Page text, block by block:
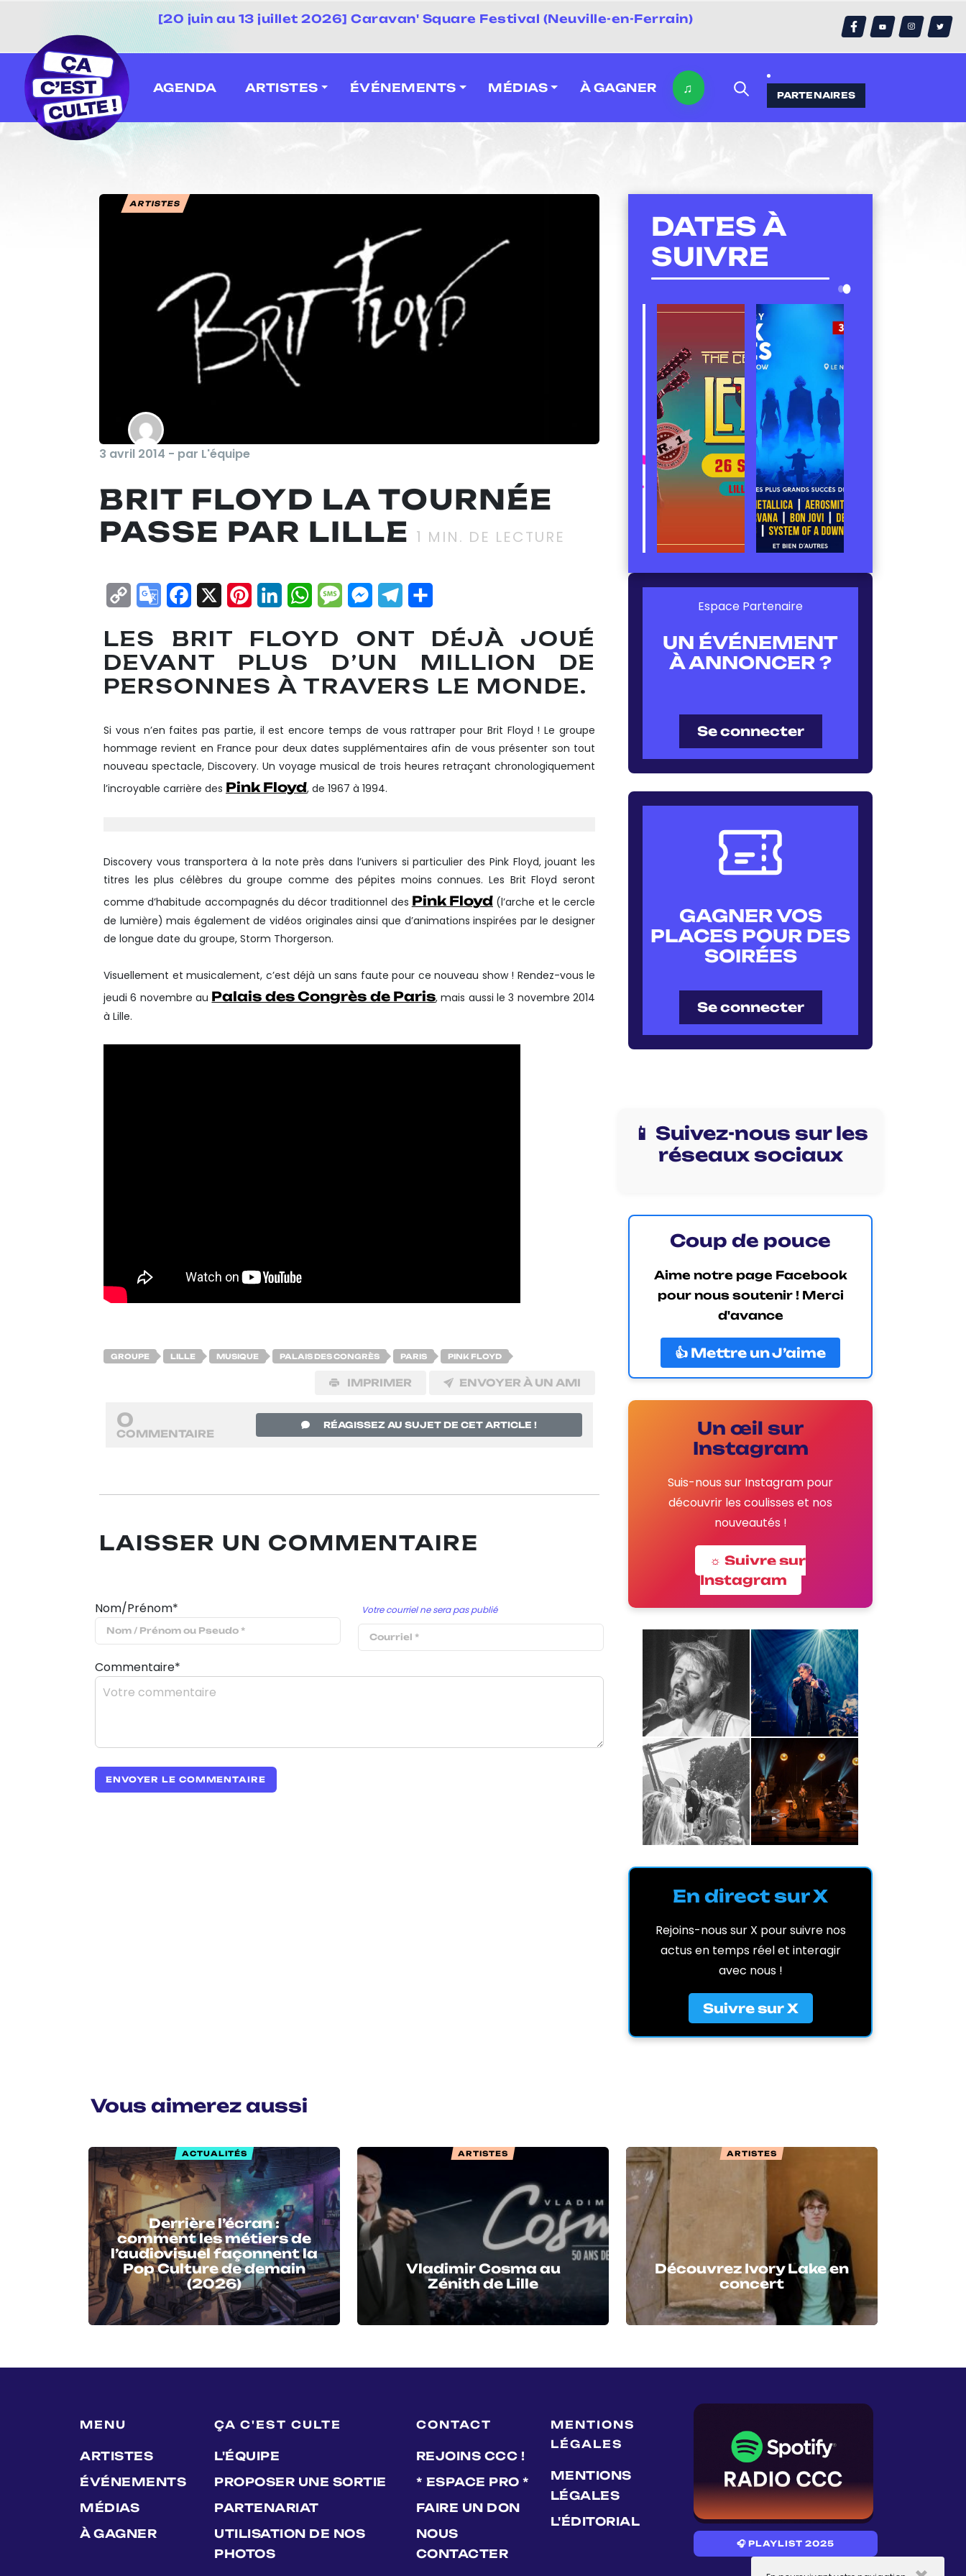
[20 juin au 13 juillet 2026] Caravan' Square Festival (Neuville-en-Ferrain)
AGENDA ARTISTES ÉVÉNEMENTS MÉDIAS À GAGNER ♫ PARTENAIRES
ARTISTES
3 avril 2014 - par L'équipe
BRIT FLOYD LA TOURNÉE
PASSE PAR LILLE 1 MIN. DE LECTURE
Copy GoogleFacebook
X Pinterest
LinkedInWhatsApp
MessageMessenger
Telegram
LES BRIT FLOYD ONT DÉJÀ JOUÉ
DEVANT PLUS D’UN MILLION DE
PERSONNES À TRAVERS LE MONDE.
Si vous n’en faites pas partie, il est encore temps de vous rattraper pour Brit Floyd ! Le groupe
hommage revient en France pour deux dates supplémentaires afin de vous présenter son tout
nouveau spectacle, Discovery. Un voyage musical de trois heures retraçant chronologiquement
l’incroyable carrière des Pink Floyd, de 1967 à 1994.
Discovery vous transportera à la note près dans l’univers si particulier des Pink Floyd, jouant les
titres les plus célèbres du groupe comme des pépites moins connues. Les Brit Floyd seront
comme d’habitude accompagnés du décor traditionnel des Pink Floyd (l’arche et le cercle
de lumière) mais également de vidéos originales ainsi que d’animations inspirées par le designer
de longue date du groupe, Storm Thorgerson.
Visuellement et musicalement, c’est déjà un sans faute pour ce nouveau show ! Rendez-vous le
jeudi 6 novembre au Palais des Congrès de Paris, mais aussi le 3 novembre 2014
à Lille.
GROUPE LILLE MUSIQUE PALAIS DES CONGRÈS PARIS PINK FLOYD
IMPRIMER ENVOYER À UN AMI
0
COMMENTAIRE
RÉAGISSEZ AU SUJET DE CET ARTICLE !
LAISSER UN COMMENTAIRE
Nom/Prénom* Votre courriel ne sera pas publié
Commentaire*
DATES À
SUIVRE
Espace Partenaire
UN ÉVÉNEMENT
À ANNONCER ?
Se connecter
GAGNER VOS
PLACES POUR DES
SOIRÉES
Se connecter
📱 Suivez-nous sur les
réseaux sociaux
Coup de pouce
Aime notre page Facebook
pour nous soutenir ! Merci
d'avance
👍 Mettre un J’aime
Un œil sur
Instagram
Suis-nous sur Instagram pour
découvrir les coulisses et nos
nouveautés !
☼ Suivre sur
Instagram
En direct sur X
Rejoins-nous sur X pour suivre nos
actus en temps réel et interagir
avec nous !
Suivre sur X
Vous aimerez aussi
ACTUALITÉS
Derrière l’écran :
comment les métiers de
l’audiovisuel façonnent la
Pop Culture de demain
(2026)
ARTISTES
Vladimir Cosma au
Zénith de Lille
ARTISTES
Découvrez Ivory Lake en
concert
MENU
ARTISTES
ÉVÉNEMENTS
MÉDIAS
À GAGNER
ÇA C'EST CULTE
L'ÉQUIPE
PROPOSER UNE SORTIE
PARTENARIAT
UTILISATION DE NOS
PHOTOS
CONTACT
REJOINS CCC !
* ESPACE PRO *
FAIRE UN DON
NOUS
CONTACTER
MENTIONS
LÉGALES
MENTIONS
LÉGALES
L'ÉDITORIAL
🎧 PLAYLIST 2025